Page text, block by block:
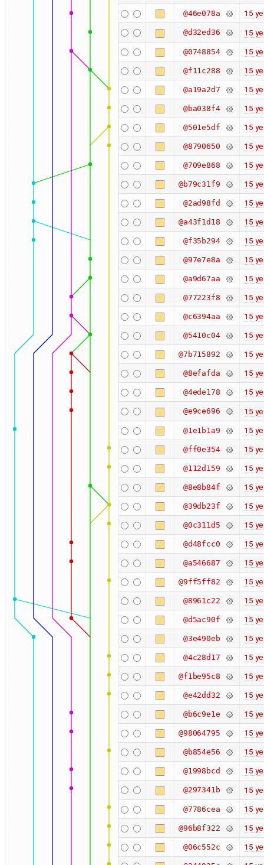
@46e078a 15
@d32ed36 15
@0748854 15
@f11c288 15
@a19a2d7 15
@ba038f4 15
@501e5df 15
@8790650 15
@709e868 15
@b79c31f9 15
@2ad98fd 15
@a43f1d18 15
@f35b294 15
@97e7e8a 15
@a9d67aa 15
@77223f8 15
@c6394aa 15
@5410c04 15
@7b715892 15
@8efafda 15
@4ede178 15
@e9ce696 15
@1e1b1a9 15
@ff0e354 15
@112d159 15
@8e8b84f 15
@39db23f 15
@0c311d5 15
@d48fcc0 15
@a546687 15
@9ff5ff82 15
@8961c22 15
@d5ac90f 15
@3e490eb 15
@4c28d17 15
@f1be95c8 15
@e42dd32 15
@b6c9e1e 15
@98064795 15
@b854e56 15
@1998bcd 15
@297341b 15
@7786cea 15
@96b8f322 15
@06c552c 15